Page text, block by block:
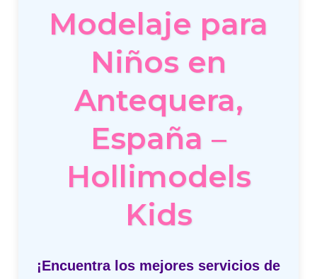
Modelaje para
Niños en
Antequera,
España –
Hollimodels
Kids
¡Encuentra los mejores servicios de